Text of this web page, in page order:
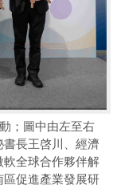
；圖中由左至右
長王啓川、經濟
全球合作夥伴解
促進產業發展研